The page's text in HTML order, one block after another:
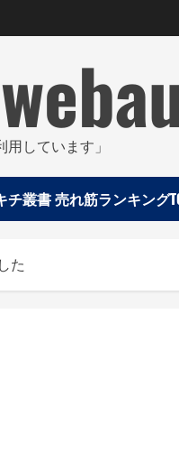
しています」
チ叢書 売れ筋ランキング
た